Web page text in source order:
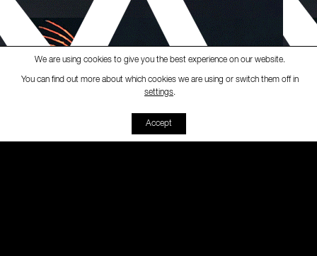
Ràdio Fabra - [Fabra Magazine]
We are using cookies to give you the best experience on our website.
You can find out more about which cookies we are using or switch them off in
settings.
Accept